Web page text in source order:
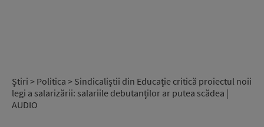
Știri > Politica > Sindicaliștii din Educație critică proiectul noii
legi a salarizării: salariile debutanților ar putea scădea |
AUDIO